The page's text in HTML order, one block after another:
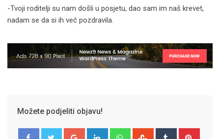
-Tvoji roditelji su nam došli u posjetu, dao sam im naš krevet,
nadam se da si ih već pozdravila.
Možete podjeliti objavu!
Google+ LinkedIn WhatsappStumbleUpon
Tumblr